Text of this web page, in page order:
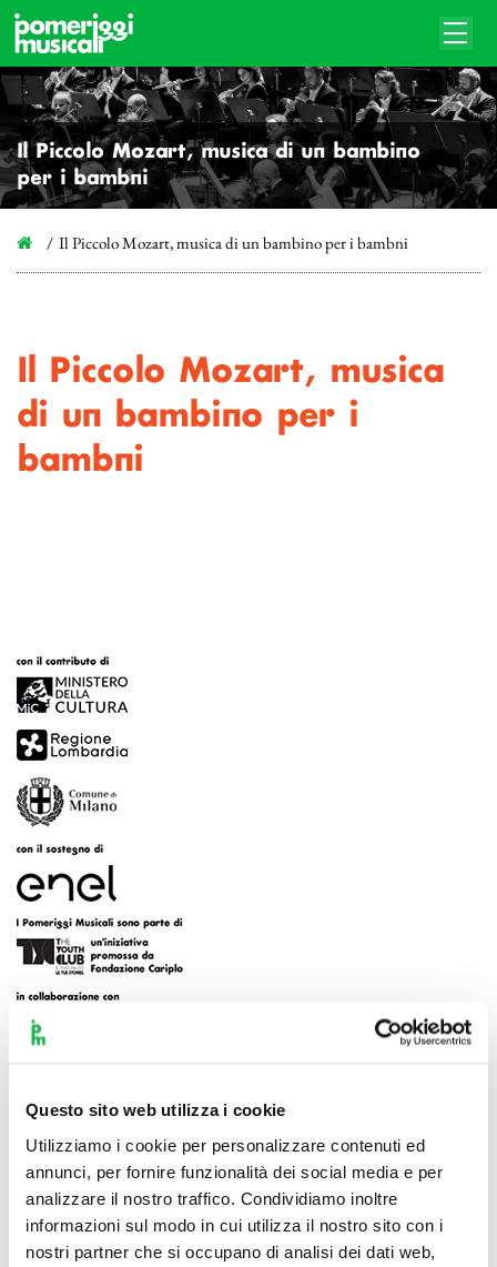
Questo sito web utilizza i cookie
Utilizziamo i cookie per personalizzare contenuti ed
annunci, per fornire funzionalità dei social media e per
analizzare il nostro traffico. Condividiamo inoltre
informazioni sul modo in cui utilizza il nostro sito con i
nostri partner che si occupano di analisi dei dati web,
Il Piccolo Mozart, musica di un bambino
per i bambni
Il Piccolo Mozart, musica di un bambino per i bambni
Il Piccolo Mozart, musica
di un bambino per i
bambni